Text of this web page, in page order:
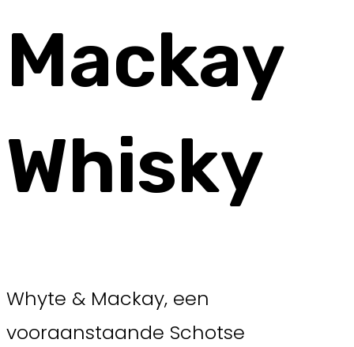
Mackay
Whisky
Whyte & Mackay, een
vooraanstaande Schotse